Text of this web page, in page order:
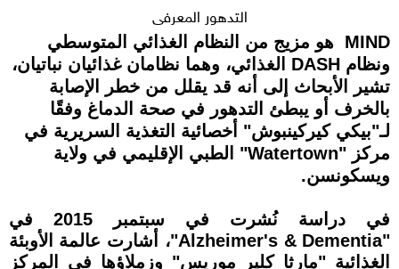
التدهور المعرفي
MIND هو مزيج من النظام الغذائي المتوسطي
ونظام DASH الغذائي، وهما نظامان غذائيان نباتيان،
تشير الأبحاث إلى أنه قد يقلل من خطر الإصابة
بالخرف أو يبطئ التدهور في صحة الدماغ وفقًا
لـ"بيكي كيركينبوش" أخصائية التغذية السريرية في
مركز "Watertown" الطبي الإقليمي في ولاية
ويسكونسن.
في دراسة نُشرت في سبتمبر 2015 في
"Alzheimer's & Dementia"، أشارت عالمة الأوبئة
الغذائية "مارثا كلير موريس" وزملاؤها في المركز